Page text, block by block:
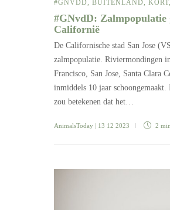
#GNVDD, BUITENLAND, KORT,
#GNvdD:
Californië
De Californische stad San Jose
zalmpopulatie. Riviermondingen
Francisco, San Jose, Santa Clara
inmiddels 10 jaar
zou betekenen dat het…
AnimalsToday | 13 12 2023 2 min